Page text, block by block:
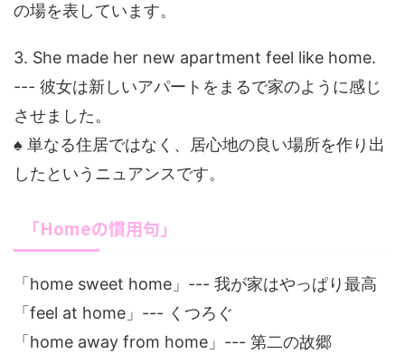
の場を表しています。
3. She made her new apartment feel like home.
--- 彼女は新しいアパートをまるで家のように感じ
させました。
♠ 単なる住居ではなく、居心地の良い場所を作り出
したというニュアンスです。
「Homeの慣用句」
「home sweet home」--- 我が家はやっぱり最高
「feel at home」--- くつろぐ
「home away from home」--- 第二の故郷